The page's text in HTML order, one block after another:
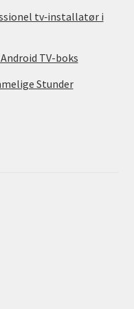
tv‑installatør i
TV-boks
Stunder